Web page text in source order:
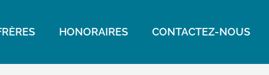
HONORAIRES CONTACTEZ-NOUS